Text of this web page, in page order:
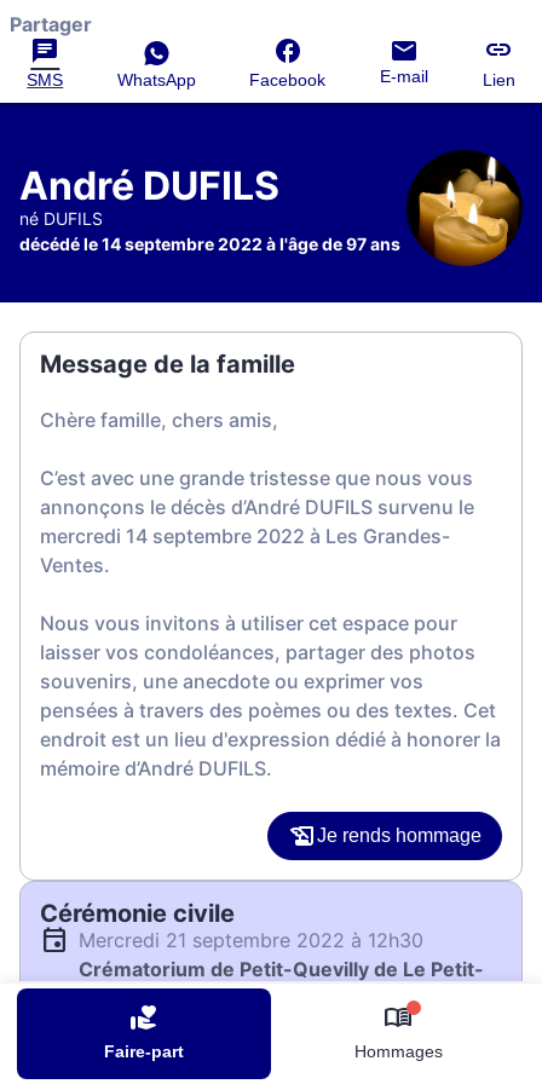
Faire-part Hommages
Partager
SMS WhatsApp Facebook E-mail Lien
André DUFILS
né DUFILS
décédé le 14 septembre 2022 à l'âge de 97 ans
Message de la famille
Chère famille, chers amis,
C’est avec une grande tristesse que nous vous
annonçons le décès d’André DUFILS survenu le
mercredi 14 septembre 2022 à Les Grandes-
Ventes.
Nous vous invitons à utiliser cet espace pour
laisser vos condoléances, partager des photos
souvenirs, une anecdote ou exprimer vos
pensées à travers des poèmes ou des textes. Cet
endroit est un lieu d'expression dédié à honorer la
mémoire d’André DUFILS.
Je rends hommage
Cérémonie civile
mercredi 21 septembre 2022 à 12h30
Crématorium de Petit-Quevilly de Le Petit-
5 rue Elisa Lemonnier
76140 Le Petit-Quevilly